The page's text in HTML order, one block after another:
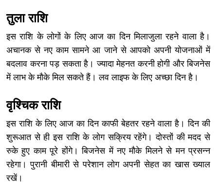
तुला राशि
इस राशि के लोगों के लिए आज का दिन मिलाजुला रहने वाला है।
अचानक से नए काम सामने आ जाने से आपको अपनी योजनाओं में
बदलाव करना पड़ सकता है। ज्यादा मेहनत करनी होगी और बिजनेस
में लाभ के मौके मिल सकते हैं। लव लाइफ के लिए अच्छा दिन है।
वृश्चिक राशि
इस राशि के लिए आज का दिन काफी बेहतर रहने वाला है। दिन की
शुरूआत से ही इस राशि के लोग सक्रिय रहेंगे। दोस्तों की मदद से
रुके हुए काम पूरे होंगे। बिजनेस में नए मौके मिलने से मन प्रसन्न
रहेगा। पुरानी बीमारी से परेशान लोग अपनी सेहत का खास ख्याल
रखें।